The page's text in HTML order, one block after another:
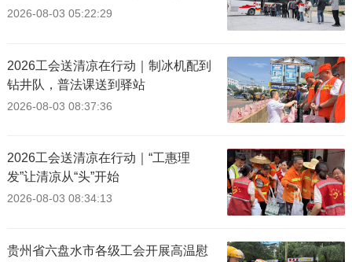
2026-08-03 05:22:29
2026工会送清凉在行动｜制冰机配到
钻井队，普法课送到驿站
2026-08-03 08:37:36
2026工会送清凉在行动｜“工惠理
发”让清凉从“头”开始
2026-08-03 08:34:13
贵州省六盘水市各级工会开展高温慰